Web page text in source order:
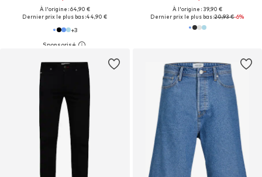
À l'origine : 64,90 €
Dernier prix le plus bas :44,90 €
+3
À l'origine : 39,90 €
Dernier prix le plus bas :20,93 €-6%